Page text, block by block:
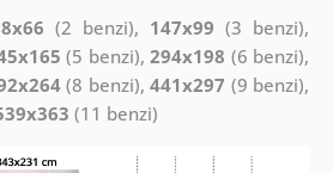
(2 benzi), 147x99 (3 benzi),
(5 benzi),294x198 (6 benzi),
(8 benzi),441x297 (9 benzi),
(11 benzi)